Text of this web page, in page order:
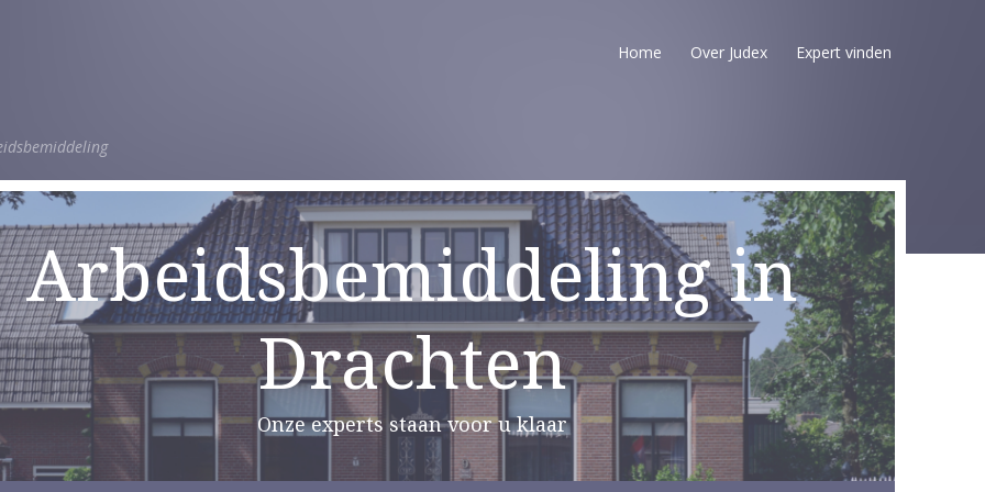
Home Over Judex Expert vinden
Arbeidsbemiddeling in
Drachten
Onze experts staan voor u klaar